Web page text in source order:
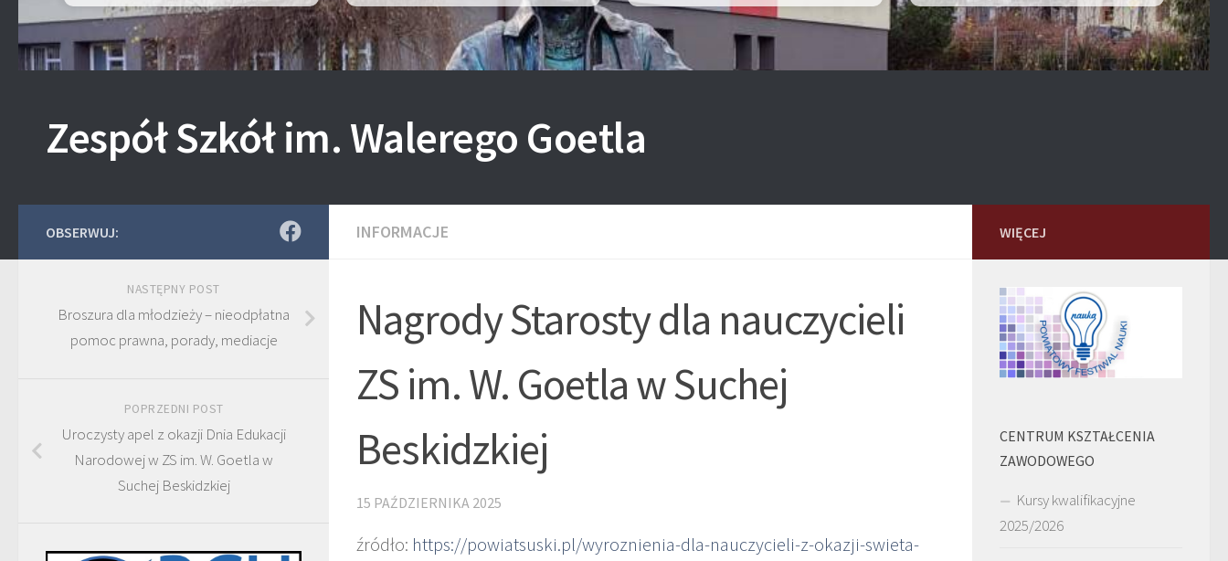
Zespół Szkół im. Walerego Goetla
INFORMACJE
Nagrody Starosty dla nauczycieli
ZS im. W. Goetla w Suchej
Beskidzkiej
15 PAŹDZIERNIKA 2025
źródło: https://powiatsuski.pl/wyroznienia-dla-nauczycieli-z-okazji-swieta-
OBSERWUJ:
NASTĘPNY POST
Broszura dla młodzieży – nieodpłatna
pomoc prawna, porady, mediacje
POPRZEDNI POST
Uroczysty apel z okazji Dnia Edukacji
Narodowej w ZS im. W. Goetla w
Suchej Beskidzkiej
WIĘCEJ
CENTRUM KSZTAŁCENIA
ZAWODOWEGO
Kursy kwalifikacyjne
2025/2026